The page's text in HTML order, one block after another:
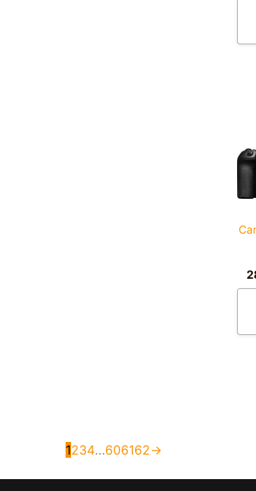
1234…606162→